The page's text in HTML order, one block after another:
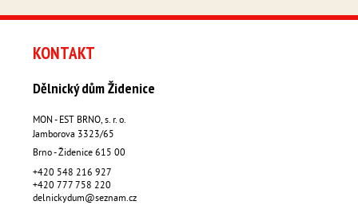
KONTAKT
Dělnický dům Židenice
MON - EST BRNO, s. r. o.
Jamborova 3323/65
Brno - Židenice 615 00
+420 548 216 927
+420 777 758 220
delnickydum@seznam.cz